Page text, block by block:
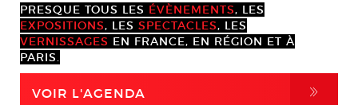
PRESQUE TOUS LES ÉVÈNEMENTS, LES
EXPOSITIONS, LES SPECTACLES, LES
VERNISSAGES EN FRANCE, EN RÉGION ET À
PARIS.
VOIR L'AGENDA ,